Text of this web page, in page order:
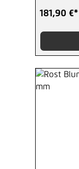
181,90 €*